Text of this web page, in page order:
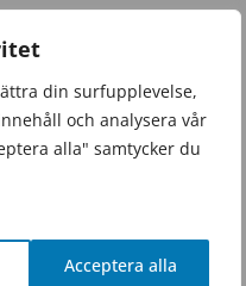
din surfupplevelse,
och analysera vår
alla" samtycker du
Acceptera alla